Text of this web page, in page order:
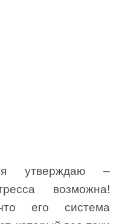
утверждаю –
возможна!
его система